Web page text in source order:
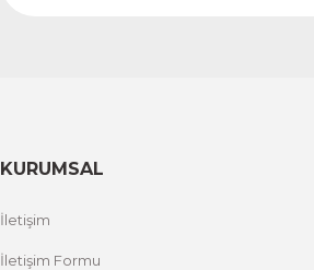
KURUMSAL
İletişim
İletişim Formu